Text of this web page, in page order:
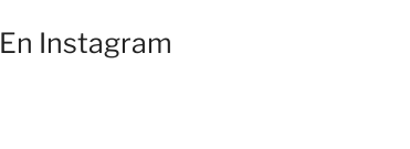
En Instagram